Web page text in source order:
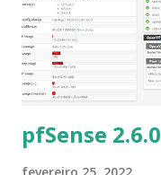
pfSense 2.6.0